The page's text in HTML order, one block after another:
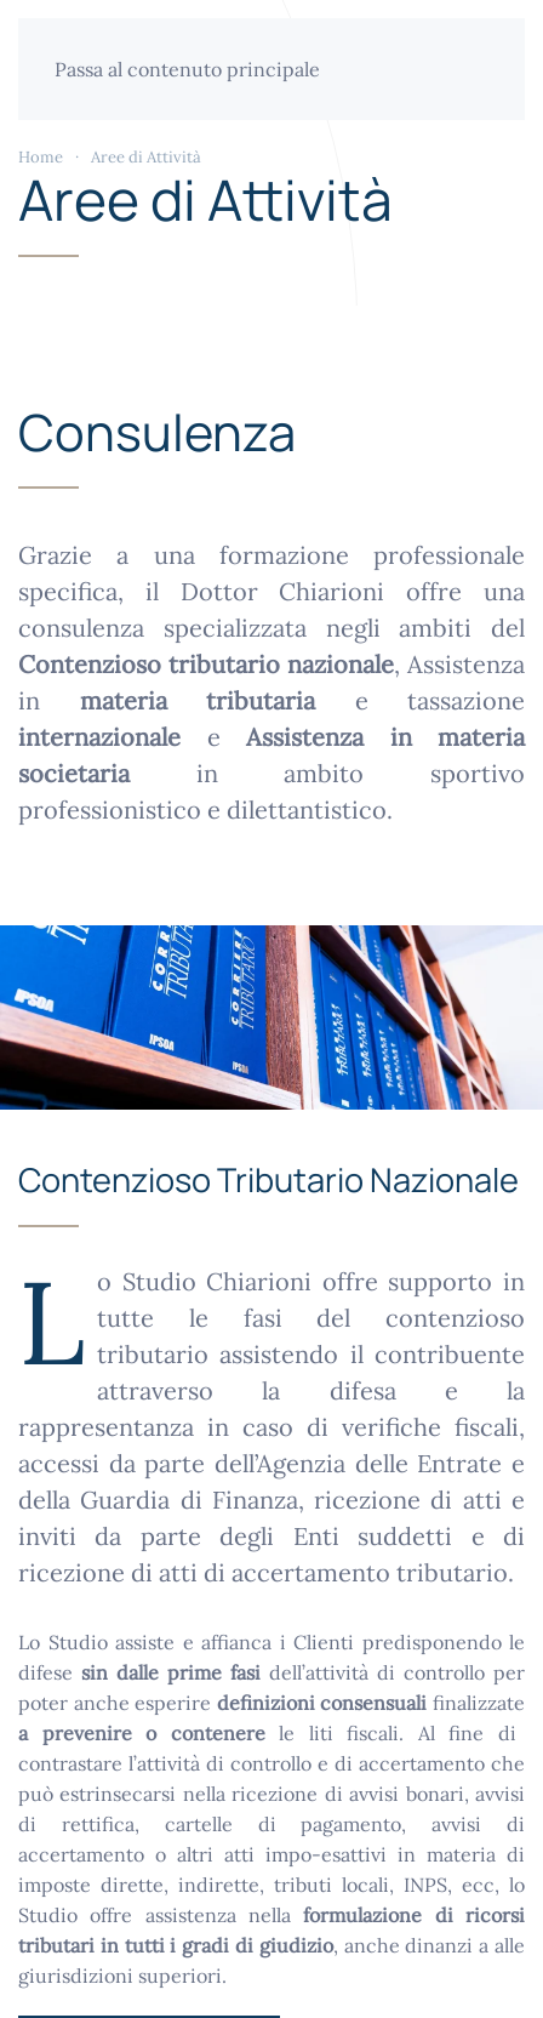
Passa al contenuto principale
Home Aree di Attività
Aree di Attività
Consulenza
Grazie a una formazione professionale
specifica, il Dottor Chiarioni offre una
consulenza specializzata negli ambiti del
Contenzioso tributario nazionale, Assistenza
in materia tributariae tassazione
internazionale e Assistenza in materia
societariain ambito sportivo
professionistico e dilettantistico.
Contenzioso Tributario Nazionale
L o Studio Chiarioni offre supporto in
tutte le fasi del contenzioso
tributario assistendo il contribuente
attraverso la difesa e la
rappresentanza in caso di verifiche fiscali,
accessi da parte dell’Agenzia delle Entrate e
della Guardia di Finanza, ricezione di atti e
inviti da parte degli Enti suddetti e di
ricezione di atti di accertamento tributario.
Lo Studio assiste e affianca i Clienti predisponendo le
difese sin dalle prime fasi dell’attività di controllo per
poter anche esperire definizioni consensuali finalizzate
a prevenire o contenerele liti fiscali. Al fine di
contrastare l’attività di controllo e di accertamento che
può estrinsecarsi nella ricezione di avvisi bonari, avvisi
di rettifica, cartelle di pagamento, avvisi di
accertamento o altri atti impo-esattivi in materia di
imposte dirette, indirette, tributi locali, INPS, ecc, lo
Studio offre assistenza nellaformulazione di ricorsi
tributari in tutti i gradi di giudizio, anche dinanzi a alle
giurisdizioni superiori.